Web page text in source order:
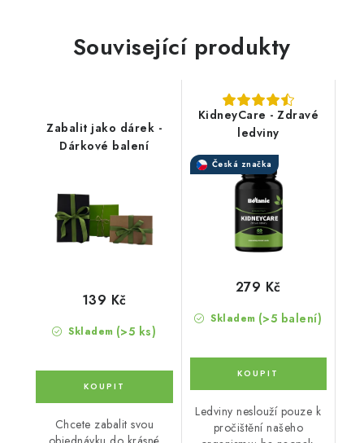
Související produkty
Zabalit jako dárek -
Dárkové balení
Skladem (>5 ks)
139 Kč
Chcete zabalit svou
KidneyCare - Zdravé
ledviny
Česká značka
Skladem (>5 balení)
279 Kč
Ledviny neslouží pouze k
pročištění našeho